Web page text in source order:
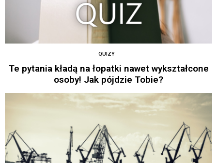
QUIZY
Te pytania kładą na łopatki nawet wykształcone
osoby! Jak pójdzie Tobie?